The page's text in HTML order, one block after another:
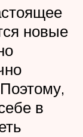
новые
в